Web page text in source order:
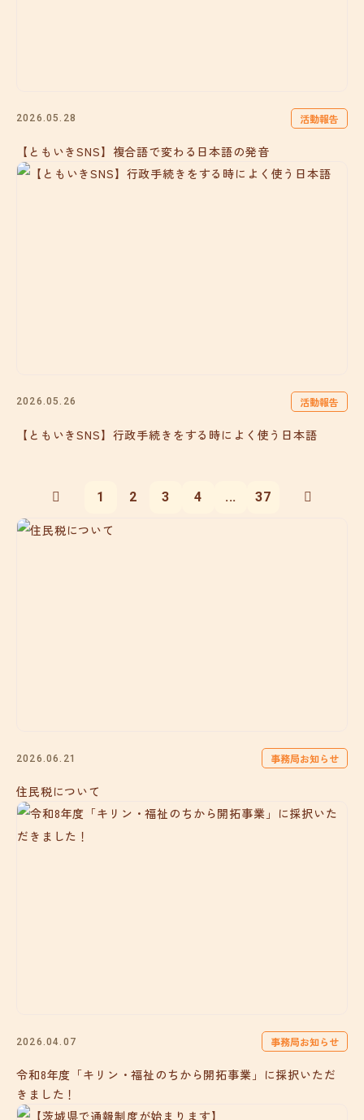
2026.05.28 活動報告
【ともいきSNS】複合語で変わる日本語の発音
2026.05.26 活動報告
【ともいきSNS】行政手続きをする時によく使う日本語
1 2 3 4 ... 37
2026.06.21 事務局お知らせ
住民税について
2026.04.07 事務局お知らせ
令和8年度「キリン・福祉のちから開拓事業」に採択いただ
きました！